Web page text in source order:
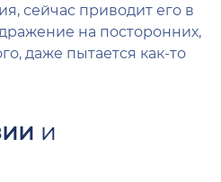
сейчас приводит его в
на посторонних,
даже пытается как-то
и